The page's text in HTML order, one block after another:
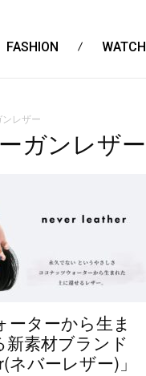
FASHION WATCH
レザー
ガンレザー
ーターから生ま
素材ブランド
ネバーレザー)」